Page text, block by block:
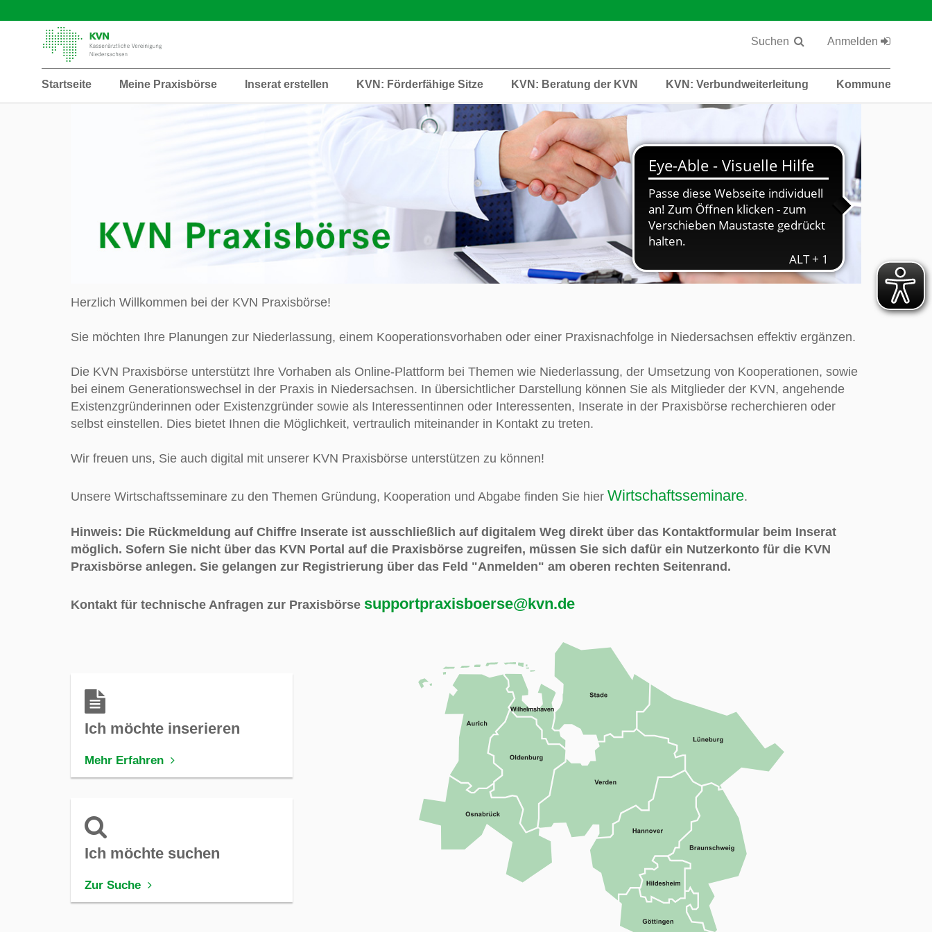
Anmelden
Suchen
Startseite Meine Praxisbörse Inserat erstellen KVN: Förderfähige Sitze KVN: Beratung der KVN KVN: Verbundweiterleitung Kommunen
Herzlich Willkommen bei der KVN Praxisbörse!
Sie möchten Ihre Planungen zur Niederlassung, einem Kooperationsvorhaben oder einer Praxisnachfolge in Niedersachsen effektiv ergänzen.
Die KVN Praxisbörse unterstützt Ihre Vorhaben als Online-Plattform bei Themen wie Niederlassung, der Umsetzung von Kooperationen, sowie
bei einem Generationswechsel in der Praxis in Niedersachsen. In übersichtlicher Darstellung können Sie als Mitglieder der KVN, angehende
Existenzgründerinnen oder Existenzgründer sowie als Interessentinnen oder Interessenten, Inserate in der Praxisbörse recherchieren oder
selbst einstellen. Dies bietet Ihnen die Möglichkeit, vertraulich miteinander in Kontakt zu treten.
Wir freuen uns, Sie auch digital mit unserer KVN Praxisbörse unterstützen zu können!
Unsere Wirtschaftsseminare zu den Themen Gründung, Kooperation und Abgabe finden Sie hier Wirtschaftsseminare.
Hinweis: Die Rückmeldung auf Chiffre Inserate ist ausschließlich auf digitalem Weg direkt über das Kontaktformular beim Inserat
möglich. Sofern Sie nicht über das KVN Portal auf die Praxisbörse zugreifen, müssen Sie sich dafür ein Nutzerkonto für die KVN
Praxisbörse anlegen. Sie gelangen zur Registrierung über das Feld "Anmelden" am oberen rechten Seitenrand .
Kontakt für technische Anfragen zur Praxisbörse supportpraxisboerse@kvn.de
Ich möchte inserieren
Mehr Erfahren
Ich möchte suchen
Zur Suche